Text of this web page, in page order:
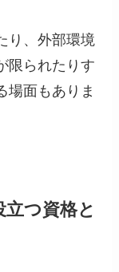
り、外部環境
限られたりす
場面もありま
つ資格と